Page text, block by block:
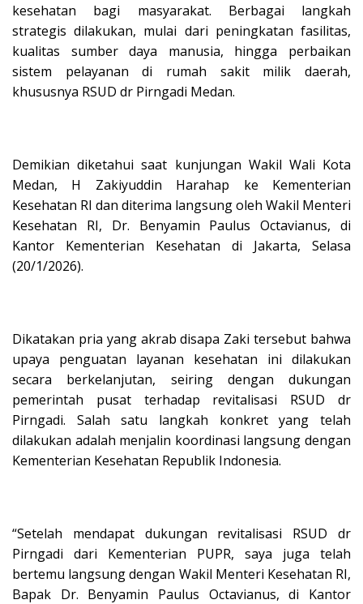
kesehatan bagi masyarakat. Berbagai langkah
strategis dilakukan, mulai dari peningkatan fasilitas,
kualitas sumber daya manusia, hingga perbaikan
sistem pelayanan di rumah sakit milik daerah,
khususnya RSUD dr Pirngadi Medan.
Demikian diketahui saat kunjungan Wakil Wali Kota
Medan, H Zakiyuddin Harahap ke Kementerian
Kesehatan RI dan diterima langsung oleh Wakil Menteri
Kesehatan RI, Dr. Benyamin Paulus Octavianus, di
Kantor Kementerian Kesehatan di Jakarta, Selasa
(20/1/2026).
Dikatakan pria yang akrab disapa Zaki tersebut bahwa
upaya penguatan layanan kesehatan ini dilakukan
secara berkelanjutan, seiring dengan dukungan
pemerintah pusat terhadap revitalisasi RSUD dr
Pirngadi. Salah satu langkah konkret yang telah
dilakukan adalah menjalin koordinasi langsung dengan
Kementerian Kesehatan Republik Indonesia.
“Setelah mendapat dukungan revitalisasi RSUD dr
Pirngadi dari Kementerian PUPR, saya juga telah
bertemu langsung dengan Wakil Menteri Kesehatan RI,
Bapak Dr. Benyamin Paulus Octavianus, di Kantor